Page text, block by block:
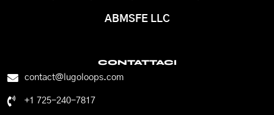
ABMSFE LLC
CONTATTACI
contact@lugoloops.com
+1 725-240-7817